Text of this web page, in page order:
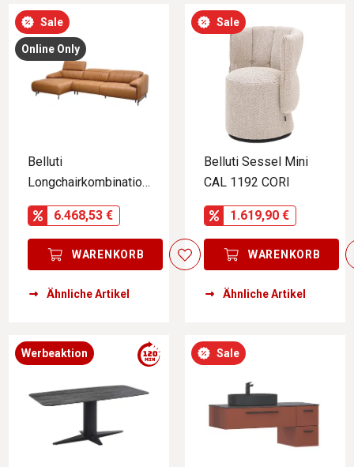
Sale
Online Only
Belluti
Longchairkombination
PRM 1211 GAVANO
6.468,53 €
WARENKORB
Ähnliche Artikel
Sale
Belluti Sessel Mini
CAL 1192 CORI
1.619,90 €
WARENKORB
Ähnliche Artikel
Werbeaktion Sale